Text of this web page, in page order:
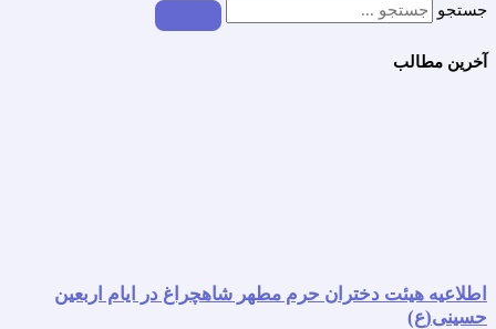
جستجو
آخرین مطالب
اطلاعیه هیئت دختران حرم مطهر شاهچراغ در ایام اربعین
حسینی(ع)